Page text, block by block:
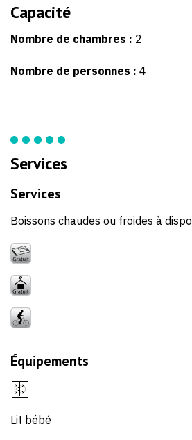
Capacité
Nombre de chambres : 2
Nombre de personnes : 4
Services
Services
Boissons chaudes ou froides à dispo
Équipements
Lit bébé